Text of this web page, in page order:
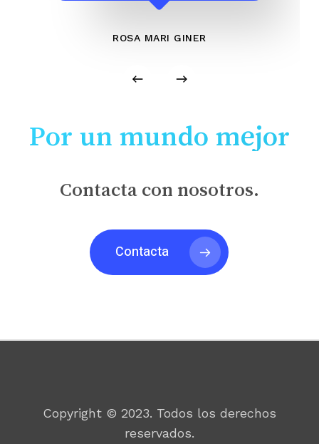
ROSA MARI GINER
Por un mundo mejor
Contacta con nosotros.
Contacta
Copyright © 2023. Todos los derechos
reservados.